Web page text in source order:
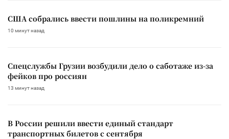
США собрались ввести пошлины на поликремний
10 минут назад
Спецслужбы Грузии возбудили дело о саботаже из-за
фейков про россиян
13 минут назад
В России решили ввести единый стандарт
транспортных билетов с сентября